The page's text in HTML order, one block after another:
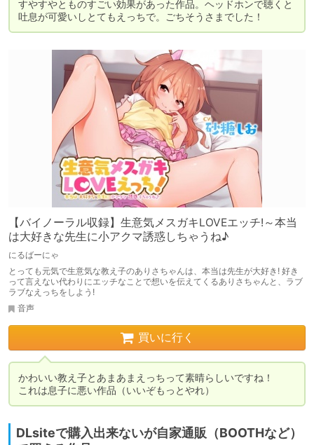
すやすやとものすごい効果があった作品。ヘッドホンで聴くと
吐息が可愛いしとてもえっちで。ごちそうさまでした！
【バイノーラル収録】生意気メスガキLOVEエッチ!～本当
は大好きな先生に小アクマ誘惑しちゃうね♪
にるばーにゃ
とっても元気で生意気な教え子のありさちゃんは、本当は先生が大好き! 好き
って言えない代わりにエッチなことで想いを伝えてくるありさちゃんと、ラブ
ラブなえっちをしよう!
音声
買いに行く
かわいい教え子とあまあまえっちって素晴らしいですね！
これは息子に悪い作品（いいぞもっとやれ）
DLsiteで購入出来ないが自家通販（BOOTHなど）